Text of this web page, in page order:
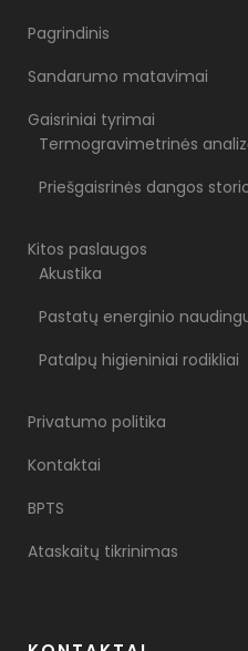
Pagrindinis
Sandarumo matavimai
Gaisriniai tyrimai
Termogravimetrinės
Priešgaisrinės dangos
Kitos paslaugos
Akustika
Pastatų energinio
Patalpų higieniniai rodikliai
Privatumo politika
Kontaktai
BPTS
Ataskaitų tikrinimas